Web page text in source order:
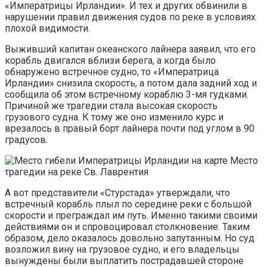
«Императрицы Ирландии». И тех и других обвинили в
нарушении правил движения судов по реке в условиях
плохой видимости.
Выживший капитан океанского лайнера заявил, что его
корабль двигался вблизи берега, а когда было
обнаружено встречное судно, то «Императрица
Ирландии» снизила скорость, а потом дала задний ход и
сообщила об этом встречному кораблю 3-мя гудками.
Причиной же трагедии стала высокая скорость
грузового судна. К тому же оно изменило курс и
врезалось в правый борт лайнера почти под углом в 90
градусов.
Место
трагедии на реке Св. Лаврентия
А вот представители «Стурстада» утверждали, что
встречный корабль плыл по середине реки с большой
скорости и преграждал им путь. Именно такими своими
действиями он и спровоцировал столкновение. Таким
образом, дело оказалось довольно запутанным. Но суд
возложил вину на грузовое судно, и его владельцы
вынуждены были выплатить пострадавшей стороне